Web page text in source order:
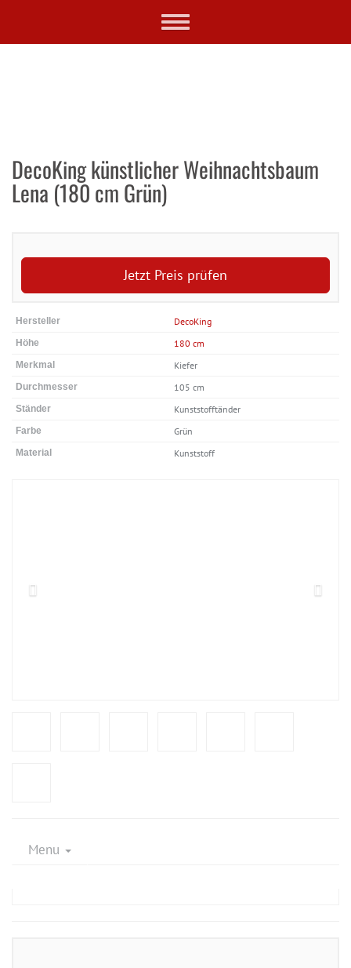
Toggle
DecoKing künstlicher Weihnachtsbaum
Lena (180 cm Grün)
Jetzt Preis prüfen
Hersteller DecoKing
Höhe 180 cm
Merkmal Kiefer
Durchmesser 105 cm
Ständer Kunststofftänder
Farbe Grün
Material Kunststoff
Menu